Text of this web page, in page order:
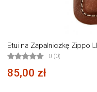
Etui na Zapalniczkę Zippo
0 (0)
85,00 zł